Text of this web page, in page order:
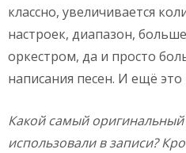
классно, увеличивается
настроек, диапазон,
оркестром, да и просто
написания песен. И ещё это
Какой самый
использовали в записи?